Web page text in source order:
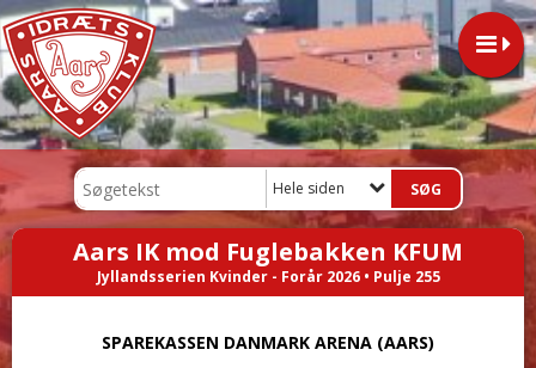
Hele siden
Aars IK mod Fuglebakken KFUM
Jyllandsserien Kvinder - Forår 2026 • Pulje 255
SPAREKASSEN DANMARK ARENA (AARS)